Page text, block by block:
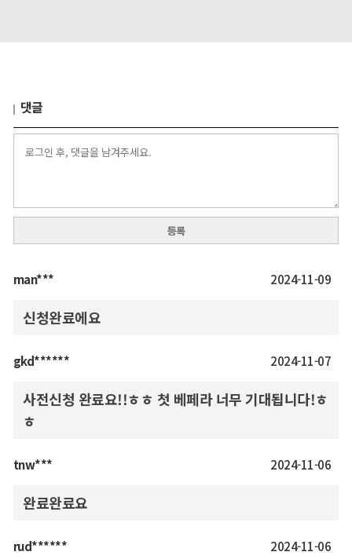
댓글
등록
man*** 2024-11-09
신청완료에요
gkd****** 2024-11-07
사전신청 완료요!!ㅎㅎ 첫 베페라 너무 기대됩니다!ㅎ
ㅎ
tnw*** 2024-11-06
완료완료요
rud****** 2024-11-06